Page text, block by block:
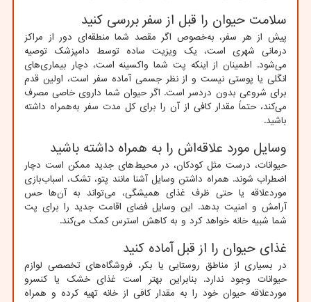
سلامت حیوان را قبل از سفر بررسی کنید
پیش از هر سفر، به‌خصوص اگر مقصد شما منطقه‌ای دور از مراکز
درمانی شهری است، یک ویزیت ساده توسط دامپزشک توصیه
می‌شود. اطمینان از اینکه پت شما واکسینه است، دچار بیماری‌های
انگلی یا پوستی نیست و از نظر جسمی آماده سفر است، اولین قدم
برای شروعی بدون دردسر است. اگر حیوان شما داروی خاصی مصرف
می‌کند، حتماً مقدار کافی از آن را برای کل مدت سفر به‌همراه داشته
باشید.
وسایل مورد علاقه‌اش را به همراه داشته باشید
حیوانات، درست مثل کودکان، در محیط‌های جدید ممکن است دچار
اضطراب شوند. همراه داشتن وسایل آشنا مانند پتو، تشک، اسباب‌بازی
موردعلاقه یا حتی ظرف غذای همیشگی، می‌تواند به آن‌ها حس
آرامش و امنیت بدهد. این وسایل فضای اقامت جدید را برای پت
شما شبیه خانه خواهد کرد و به کاهش استرس کمک می‌کند.
غذای حیوان را از قبل آماده کنید
در بسیاری از مناطق روستایی یا بکر، فروشگاه‌های تخصصی لوازم
حیوانات وجود ندارد. بنابراین بهتر است غذای خشک یا کنسرو
موردعلاقه حیوان خود را به مقدار کافی از خانه تهیه کرده و همراه